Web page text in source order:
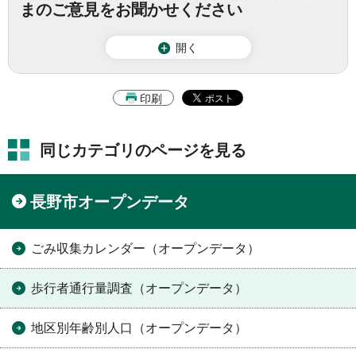
まのご意見をお聞かせください
開く
印刷
同じカテゴリのページを見る
長野市オープンデータ
ごみ収集カレンダー（オープンデータ）
歩行者通行量調査（オープンデータ）
地区別年齢別人口（オープンデータ）